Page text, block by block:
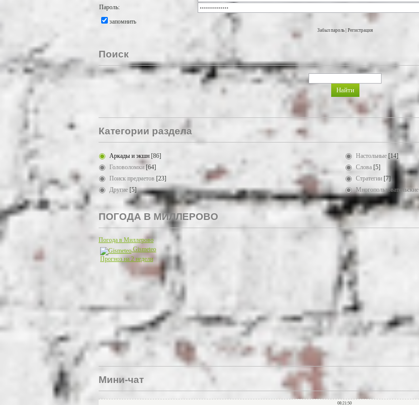
Пароль:
запомнить
Забыл пароль Регистрация
Поиск
Категории раздела
Аркады и экшн [86] Настольные [14]
Головоломки [64] Слова [5]
Поиск предметов [23] Стратегии [7]
Другие [5] Многопользовательские
ПОГОДА В МИЛЛЕРОВО
Погода в Миллерово
Gismeteo
Прогноз на 2 недели
Мини-чат